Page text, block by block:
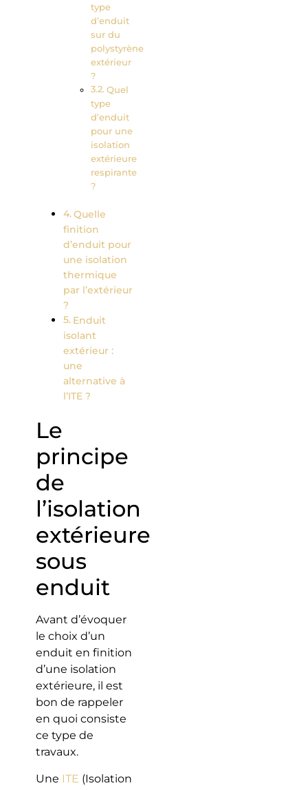
type
d’enduit
sur du
polystyrène
extérieur
?
Quel
type
d’enduit
pour une
isolation
extérieure
respirante
?
Quelle
finition
d’enduit pour
une isolation
thermique
par l’extérieur
?
Enduit
isolant
extérieur :
une
alternative à
l’ITE ?
Le
principe
de
l’isolation
extérieure
sous
enduit
Avant d’évoquer
le choix d’un
enduit en finition
d’une isolation
extérieure, il est
bon de rappeler
en quoi consiste
ce type de
travaux.
Une ITE (Isolation